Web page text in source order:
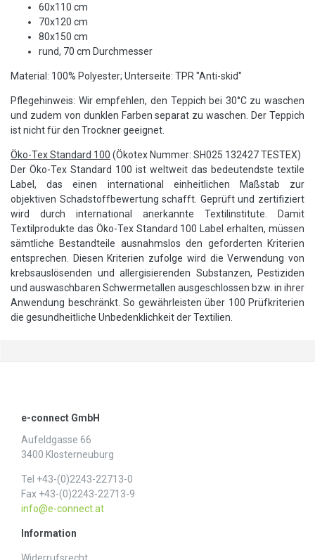
60x110 cm
70x120 cm
80x150 cm
rund, 70 cm Durchmesser
Material: 100% Polyester; Unterseite: TPR "Anti-skid"
Pflegehinweis: Wir empfehlen, den Teppich bei 30°C zu waschen
und zudem von dunklen Farben separat zu waschen. Der Teppich
ist nicht für den Trockner geeignet.
Öko-Tex Standard 100 (Ökotex Nummer: SH025 132427 TESTEX)
Der Öko-Tex Standard 100 ist weltweit das bedeutendste textile
Label, das einen international einheitlichen Maßstab zur
objektiven Schadstoffbewertung schafft. Geprüft und zertifiziert
wird durch international anerkannte Textilinstitute. Damit
Textilprodukte das Öko-Tex Standard 100 Label erhalten, müssen
sämtliche Bestandteile ausnahmslos den geforderten Kriterien
entsprechen. Diesen Kriterien zufolge wird die Verwendung von
krebsauslösenden und allergisierenden Substanzen, Pestiziden
und auswaschbaren Schwermetallen ausgeschlossen bzw. in ihrer
Anwendung beschränkt. So gewährleisten über 100 Prüfkriterien
die gesundheitliche Unbedenklichkeit der Textilien.
e-connect GmbH
Aufeldgasse 66
3400 Klosterneuburg
Tel +43-(0)2243-22713-0
Fax +43-(0)2243-22713-9
info@e-connect.at
Information